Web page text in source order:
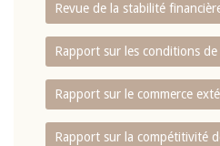
Revue de la stabilité
Rapport sur les conditions de
Rapport sur le commerce
Rapport sur la compétitivité